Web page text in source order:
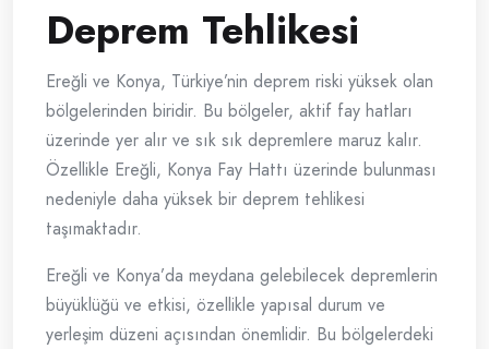
Deprem Tehlikesi
Ereğli ve Konya, Türkiye’nin deprem riski yüksek olan
bölgelerinden biridir. Bu bölgeler, aktif fay hatları
üzerinde yer alır ve sık sık depremlere maruz kalır.
Özellikle Ereğli, Konya Fay Hattı üzerinde bulunması
nedeniyle daha yüksek bir deprem tehlikesi
taşımaktadır.
Ereğli ve Konya’da meydana gelebilecek depremlerin
büyüklüğü ve etkisi, özellikle yapısal durum ve
yerleşim düzeni açısından önemlidir. Bu bölgelerdeki